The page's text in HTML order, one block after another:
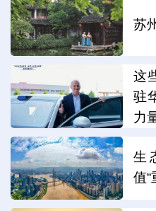
苏
这
驻
力
生
值“